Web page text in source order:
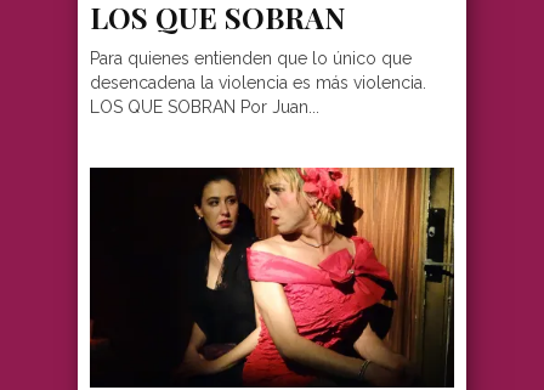
LOS QUE SOBRAN
Para quienes entienden que lo único que
desencadena la violencia es más violencia.
LOS QUE SOBRAN Por Juan...